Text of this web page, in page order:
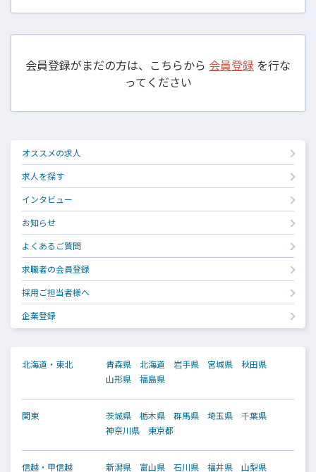
会員登録がまだの方は、こちらから 会員登録 を行な
ってください
オススメの求人
求人を探す
インタビュー
お知らせ
よくあるご質問
求職者の会員登録
採用ご担当者様へ
企業登録
北海道・東北 青森県 北海道 岩手県 宮城県
秋田県
山形県
福島県
関東 茨城県 栃木県 群馬県 埼玉県
千葉県
神奈川県
東京都
信越・甲信越 新潟県 富山県 石川県 福井県
山梨県